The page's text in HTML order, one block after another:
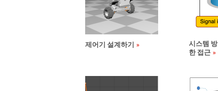
제어기 설계하기
시스템
한 접근